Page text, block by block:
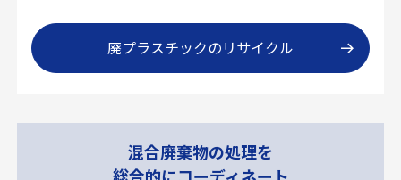
廃プラスチックのリサイクル
混合廃棄物の処理を